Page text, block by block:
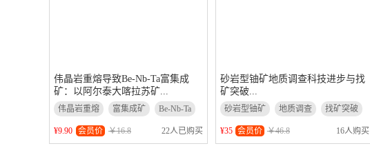
伟晶岩重熔导致Be-Nb-Ta富集成
矿：以阿尔泰大喀拉苏矿...
伟晶岩重熔 富集成矿 Be-Nb-Ta
¥9.90 会员价 ￥16.8 22人已购买
砂岩型铀矿地质调查科技进步与找
矿突破...
砂岩型铀矿 地质调查 找矿突破
¥35 会员价 ￥46.8 16人购买